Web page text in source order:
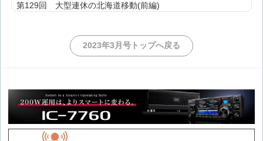
第129回 大型連休の北海道移動(前編)
第128回 鹿児島郡十島村移動
第126回 横浜市・川崎市移動
第125回 年末年始の九州北部移動
2023年3月号トップへ戻る